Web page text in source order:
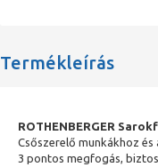
Termékleírás
ROTHENBERGER
Csőszerelő munkákhoz
3 pontos megfogás,